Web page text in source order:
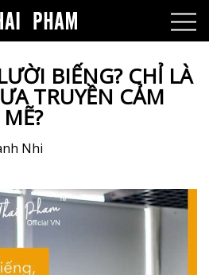
BIẾNG? CHỈ LÀ
TRUYỀN CẢM
Nhi